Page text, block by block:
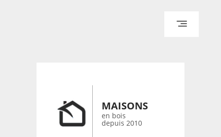
CONTACT
MAISONS
en bois
depuis 2010